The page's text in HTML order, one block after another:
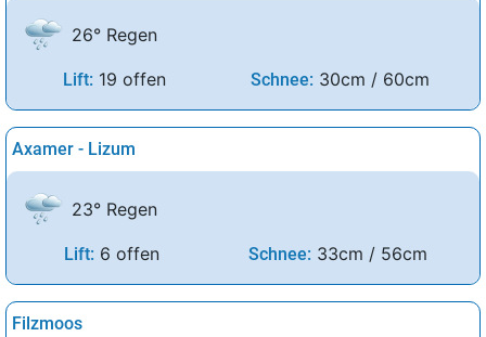
26° Regen
Lift: 19 offen Schnee: 30cm / 60cm
Axamer - Lizum
23° Regen
Lift: 6 offen Schnee: 33cm / 56cm
Filzmoos